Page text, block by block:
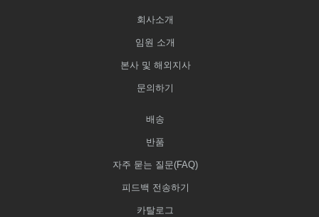
회사소개
임원 소개
본사 및 해외지사
문의하기
배송
반품
자주 묻는 질문(FAQ)
피드백 전송하기
카탈로그